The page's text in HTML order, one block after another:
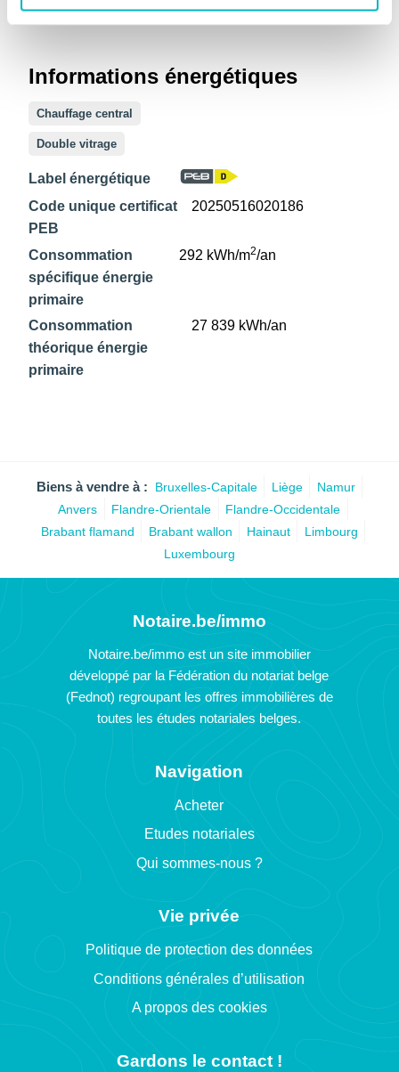
cadastrale
Informations énergétiques
Chauffage central
Double vitrage
Label énergétique
Code unique certificat
PEB
20250516020186
Consommation
spécifique énergie
primaire
292 kWh/m2/an
Consommation
théorique énergie
primaire
27 839 kWh/an
Biens à vendre à : Bruxelles-Capitale Liège
Namur
Anvers
Flandre-Orientale
Flandre-Occidentale
Brabant flamand
Brabant wallon Hainaut
Limbourg
Luxembourg
Notaire.be/immo
Notaire.be/immo est un site immobilier
développé par la Fédération du notariat belge
(Fednot) regroupant les offres immobilières de
toutes les études notariales belges.
Navigation
Acheter
Etudes notariales
Qui sommes-nous ?
Vie privée
Politique de protection des données
Conditions générales d’utilisation
A propos des cookies
Gardons le contact !